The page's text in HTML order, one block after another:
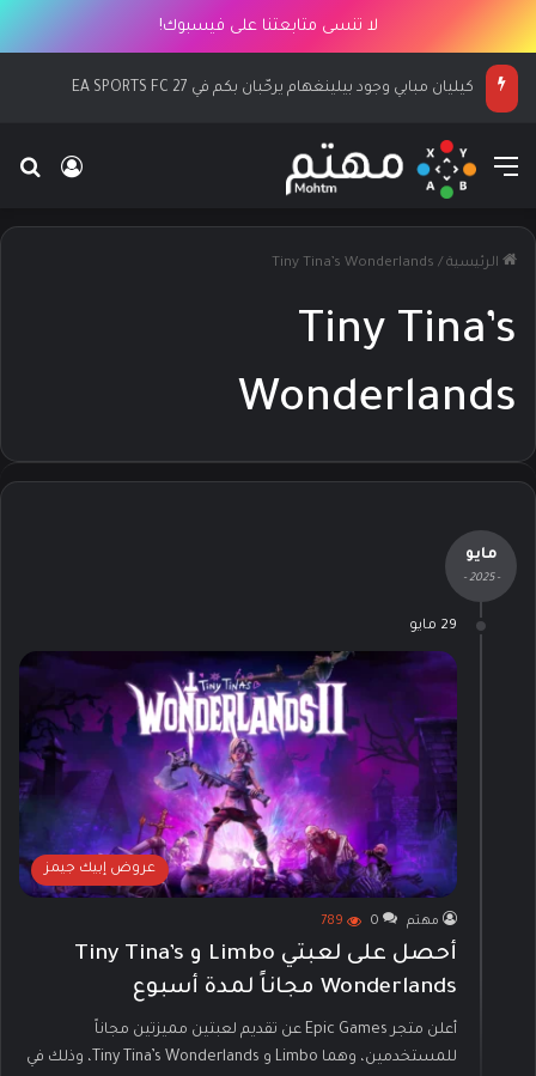
لا تنسى متابعتنا على فيسبوك!
كيليان مبابي وجود بيلينغهام يرحّبان بكم في EA SPORTS FC 27
القائمة
الرئيسية /
Tiny Tina’s Wonderlands
Tiny Tina’s
Wonderlands
مايو
- 2025 -
29 مايو
عروض إبيك جيمز
مهتم 0
789
أحصل على لعبتي Limbo و Tiny Tina’s
Wonderlands مجاناً لمدة أسبوع
أعلن متجر Epic Games عن تقديم لعبتين مميزتين مجاناً
للمستخدمين، وهما Limbo و Tiny Tina’s Wonderlands، وذلك في